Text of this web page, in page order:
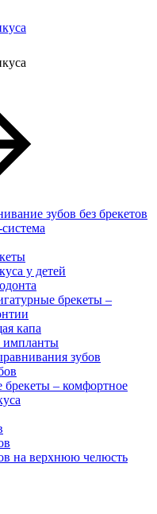
зубов без брекетов
у детей
брекеты –
капа
импланты
зубов
– комфортное
на верхнюю челюсть